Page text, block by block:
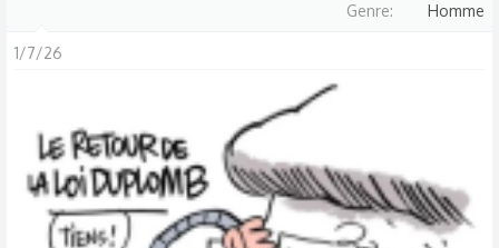
Genre Homme
1/7/26